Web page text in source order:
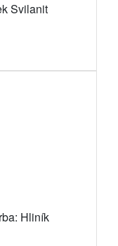
Svilanit
Hliník